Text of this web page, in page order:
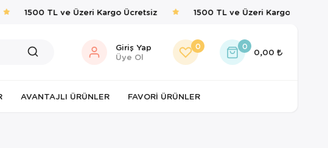
1500 TL ve Üzeri Kargo Ücretsiz 1500 TL ve Üzeri Kargo Ücretsiz
Giriş Yap
Üye Ol
0 0
0,00
AVANTAJLI ÜRÜNLER FAVORI ÜRÜNLER